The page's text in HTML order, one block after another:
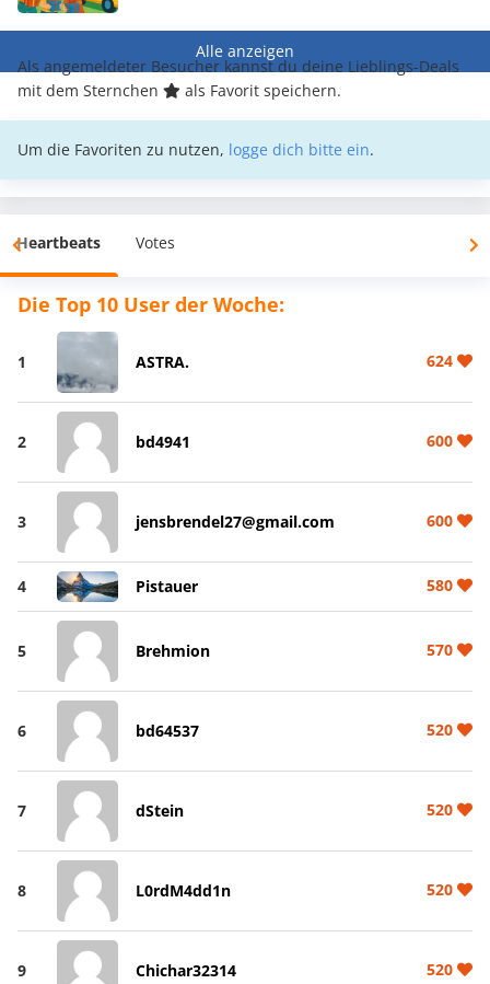
Alle anzeigen
Als angemeldeter Besucher kannst du deine Lieblings-Deals
mit dem Sternchen
als Favorit speichern.
Um die Favoriten zu nutzen, logge dich bitte ein.
Heartbeats Votes
Die Top 10 User der Woche:
1 ASTRA. 624
2 bd4941 600
3 jensbrendel27@gmail.com 600
4 Pistauer 580
5 Brehmion 570
6 bd64537 520
7 dStein 520
8 L0rdM4dd1n 520
9 Chichar32314 520